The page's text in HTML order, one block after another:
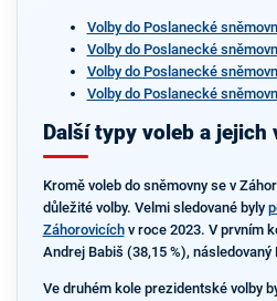
Volby do Poslanecké
Volby do Poslanecké
Volby do Poslanecké
Volby do Poslanecké
Další typy voleb a jejich
Kromě voleb do sněmovny se v
důležité volby. Velmi sledované byly
Záhorovicíchv roce 2023. V prvním
Andrej Babiš (38,15 %), následovaný
Ve druhém kole prezidentské volby